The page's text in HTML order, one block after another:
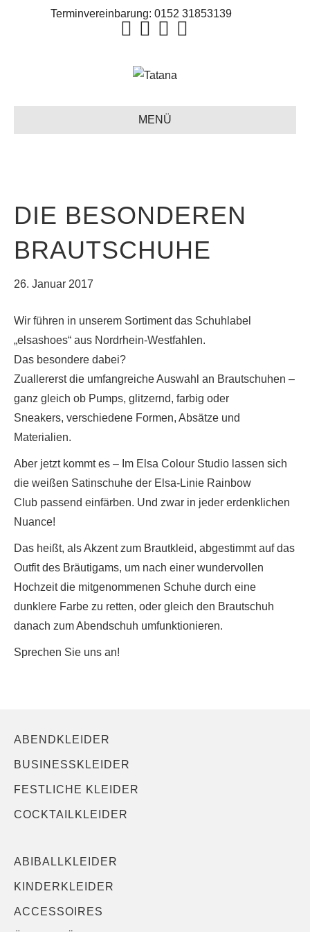
Terminvereinbarung: 0152 31853139
MENÜ
DIE BESONDEREN
BRAUTSCHUHE
26. Januar 2017
Wir führen in unserem Sortiment das Schuhlabel
„elsashoes“ aus Nordrhein-Westfahlen.
Das besondere dabei?
Zuallererst die umfangreiche Auswahl an Brautschuhen –
ganz gleich ob Pumps, glitzernd, farbig oder
Sneakers, verschiedene Formen, Absätze und
Materialien.
Aber jetzt kommt es – Im Elsa Colour Studio lassen sich
die weißen Satinschuhe der Elsa-Linie Rainbow
Club passend einfärben. Und zwar in jeder erdenklichen
Nuance!
Das heißt, als Akzent zum Brautkleid, abgestimmt auf das
Outfit des Bräutigams, um nach einer wundervollen
Hochzeit die mitgenommenen Schuhe durch eine
dunklere Farbe zu retten, oder gleich den Brautschuh
danach zum Abendschuh umfunktionieren.
Sprechen Sie uns an!
ABENDKLEIDER
BUSINESSKLEIDER
FESTLICHE KLEIDER
COCKTAILKLEIDER
ABIBALLKLEIDER
KINDERKLEIDER
ACCESSOIRES